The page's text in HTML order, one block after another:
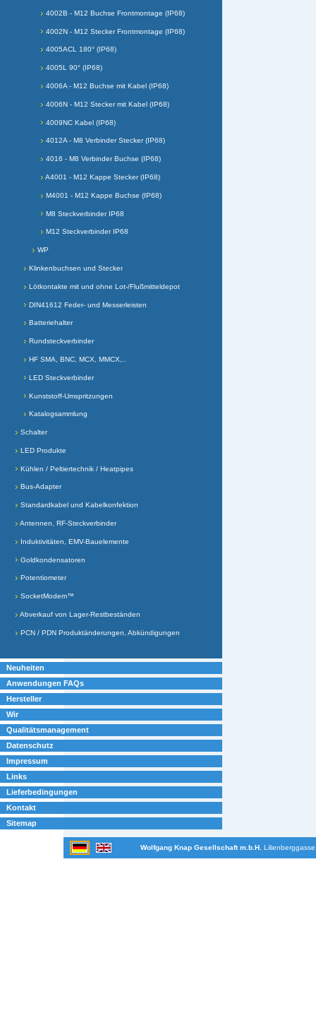
4002B - M12 Buchse Frontmontage (IP68)
4002N - M12 Stecker Frontmontage (IP68)
4005ACL 180° (IP68)
4005L 90° (IP68)
4006A - M12 Buchse mit Kabel (IP68)
4006N - M12 Stecker mit Kabel (IP68)
4009NC Kabel (IP68)
4012A - M8 Verbinder Stecker (IP68)
4016 - M8 Verbinder Buchse (IP68)
A4001 - M12 Kappe Stecker (IP68)
M4001 - M12 Kappe Buchse (IP68)
M8 Steckverbinder IP68
M12 Steckverbinder IP68
WP
Klinkenbuchsen und Stecker
Lötkontakte mit und ohne Lot-/Flußmitteldepot
DIN41612 Feder- und Messerleisten
Batteriehalter
Rundsteckverbinder
HF SMA, BNC, MCX, MMCX,..
LED Steckverbinder
Kunststoff-Umspritzungen
Katalogsammlung
Schalter
LED Produkte
Kühlen / Peltiertechnik / Heatpipes
Bus-Adapter
Standardkabel und Kabelkonfektion
Antennen, RF-Steckverbinder
Induktivitäten, EMV-Bauelemente
Goldkondensatoren
Potentiometer
SocketModem™
Abverkauf von Lager-Restbeständen
PCN / PDN Produktänderungen, Abkündigungen
Neuheiten
Anwendungen FAQs
Hersteller
Wir
Qualitätsmanagement
Datenschutz
Impressum
Links
Lieferbedingungen
Kontakt
Sitemap
Wolfgang Knap Gesellschaft m.b.H.